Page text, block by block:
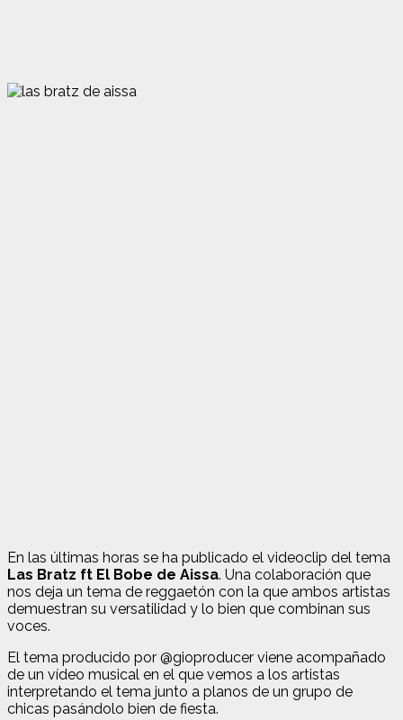
En las últimas horas se ha publicado el videoclip del tema
Las Bratz ft El Bobe de Aissa. Una colaboración que
nos deja un tema de reggaetón con la que ambos artistas
demuestran su versatilidad y lo bien que combinan sus
voces.
El tema producido por @gioproducer viene acompañado
de un vídeo musical en el que vemos a los artistas
interpretando el tema junto a planos de un grupo de
chicas pasándolo bien de fiesta.